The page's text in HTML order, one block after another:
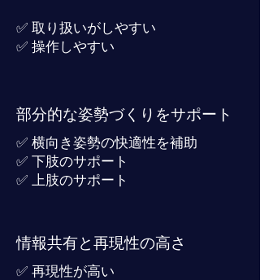
✅ 取り扱いがしやすい
✅ 操作しやすい
部分的な姿勢づくりをサポート
✅ 横向き姿勢の快適性を補助
✅ 下肢のサポート
✅ 上肢のサポート
情報共有と再現性の高さ
✅ 再現性が高い